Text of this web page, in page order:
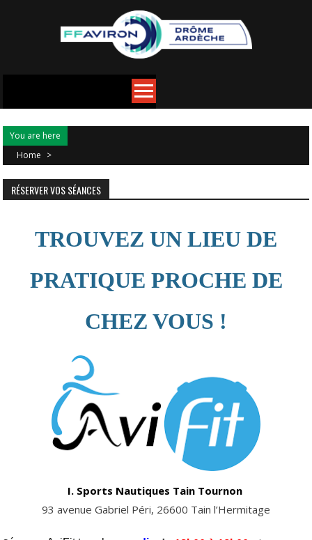
You are here
Home >
RÉSERVER VOS SÉANCES
TROUVEZ UN LIEU DE
PRATIQUE PROCHE DE
CHEZ VOUS !
I. Sports Nautiques Tain Tournon
93 avenue Gabriel Péri, 26600 Tain l’Hermitage